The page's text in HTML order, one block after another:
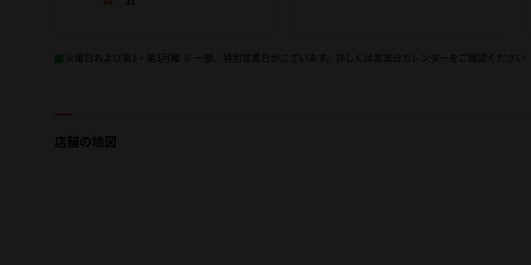
火曜日および第1・第3月曜 ※ 一部、特別営業日がございます。詳しくは営業日カレンダーをご確認ください
店舗の地図